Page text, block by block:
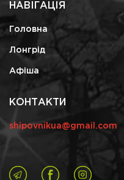
НАВІГАЦІЯ
Головна
Лонгрід
Афіша
КОНТАКТИ
shipovnikua@gmail.com